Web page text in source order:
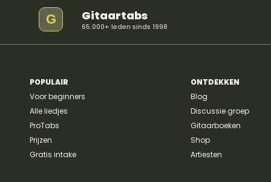
G Gitaartabs
65.000+ leden sinds 1998
POPULAIR
Voor beginners
Alle liedjes
ProTabs
Prijzen
Gratis intake
ONTDEKKEN
Blog
Discussie groep
Gitaarboeken
Shop
Artiesten